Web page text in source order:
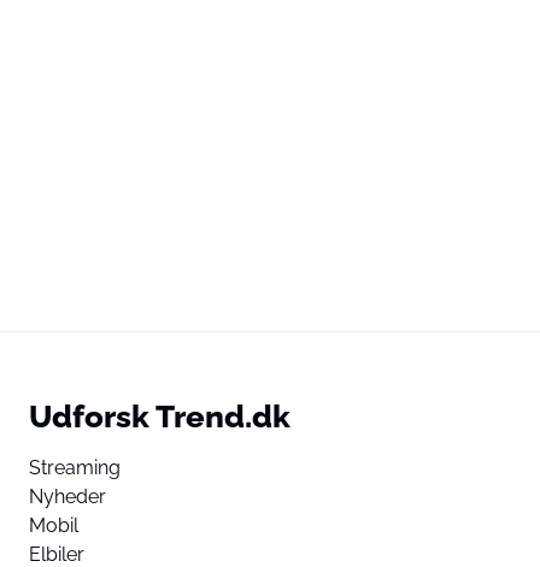
Udforsk Trend.dk
Streaming
Nyheder
Mobil
Elbiler